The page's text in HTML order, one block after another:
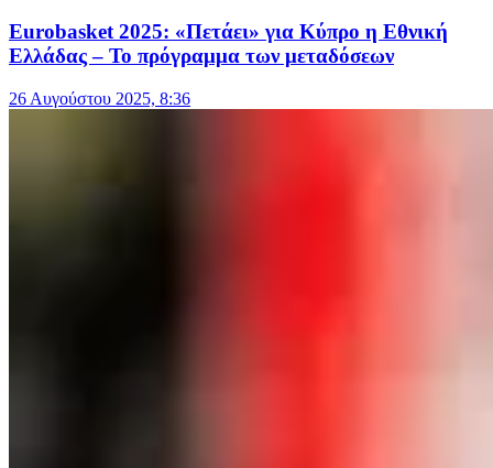
Eurobasket 2025: «Πετάει» για Κύπρο η Εθνική
Ελλάδας – Το πρόγραμμα των μεταδόσεων
26 Αυγούστου 2025, 8:36